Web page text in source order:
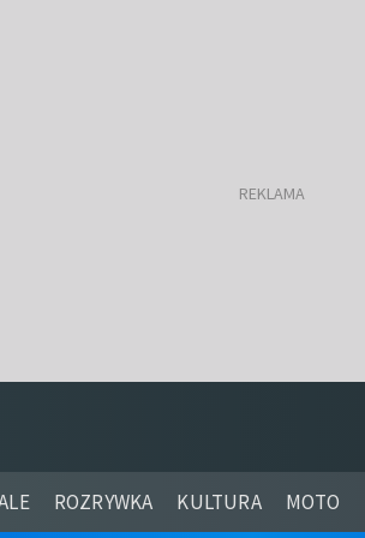
ROZRYWKA KULTURA MOTO